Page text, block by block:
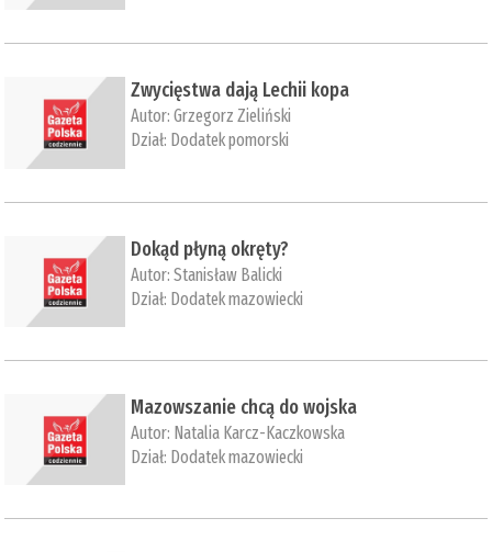
​Zwycięstwa dają Lechii kopa
Autor:Grzegorz Zieliński
Dział: Dodatek pomorski
​Dokąd płyną okręty?
Autor:Stanisław Balicki
Dział: Dodatek mazowiecki
​Mazowszanie chcą do wojska
Autor: Natalia Karcz-Kaczkowska
Dział: Dodatek mazowiecki